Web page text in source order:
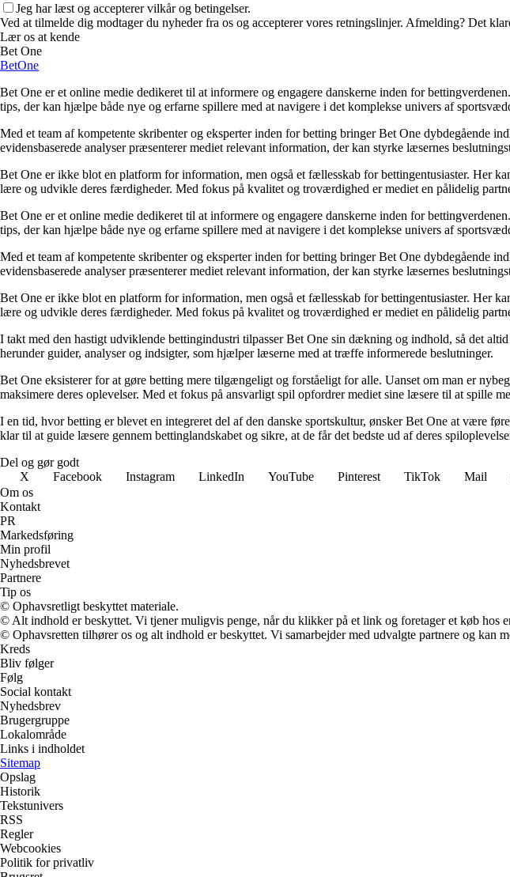
Jeg har læst og accepterer vilkår og betingelser.
Ved at tilmelde dig modtager du nyheder fra os og accepterer vores retningslinjer. Afmelding? Det
Lær os at kende
Bet One
BetOne
Bet One er et online medie dedikeret til at informere og engagere danskerne inden for
tips, der kan hjælpe både nye og erfarne spillere med at navigere i det komplekse univers af
Med et team af kompetente skribenter og eksperter inden for betting bringer Bet One dybdegående
evidensbaserede analyser præsenterer mediet relevant information, der kan styrke læsernes
Bet One er ikke blot en platform for information, men også et fællesskab for bettingentusiaster. Her
lære og udvikle deres færdigheder. Med fokus på kvalitet og troværdighed er mediet en pålidelig
Bet One er et online medie dedikeret til at informere og engagere danskerne inden for
tips, der kan hjælpe både nye og erfarne spillere med at navigere i det komplekse univers af
Med et team af kompetente skribenter og eksperter inden for betting bringer Bet One dybdegående
evidensbaserede analyser præsenterer mediet relevant information, der kan styrke læsernes
Bet One er ikke blot en platform for information, men også et fællesskab for bettingentusiaster. Her
lære og udvikle deres færdigheder. Med fokus på kvalitet og troværdighed er mediet en pålidelig
I takt med den hastigt udviklende bettingindustri tilpasser Bet One sin dækning og indhold, så det
herunder guider, analyser og indsigter, som hjælper læserne med at træffe informerede beslutninger.
Bet One eksisterer for at gøre betting mere tilgængeligt og forståeligt for alle. Uanset om man er
maksimere deres oplevelser. Med et fokus på ansvarligt spil opfordrer mediet sine læsere til at spille
I en tid, hvor betting er blevet en integreret del af den danske sportskultur, ønsker Bet One at være
klar til at guide læsere gennem bettinglandskabet og sikre, at de får det bedste ud af deres
Del og gør godt
X
Facebook Instagram LinkedIn YouTube Pinterest TikTok Mail
Om os
Kontakt
PR
Markedsføring
Min profil
Nyhedsbrevet
Partnere
Tip os
© Ophavsretligt beskyttet materiale.
© Alt indhold er beskyttet. Vi tjener muligvis penge, når du klikker på et link og foretager et køb hos
© Ophavsretten tilhører os og alt indhold er beskyttet. Vi samarbejder med udvalgte partnere og
Kreds
Bliv følger
Følg
Social kontakt
Nyhedsbrev
Brugergruppe
Lokalområde
Links i indholdet
Sitemap
Opslag
Historik
Tekstunivers
RSS
Regler
Webcookies
Politik for privatliv